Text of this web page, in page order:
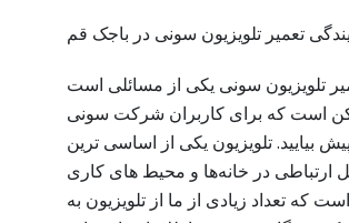
تعمیر تلویزیون سونی در باجک قم
تلویزیون سونی یکی از مسائلی است
است که برای کاربران شرکت سونی
پیش بیایید. تلویزیون یکی از اساسی ترین
ارتباطی در خانه‌ها و محیط‌ های کاری
است که تعداد زیادی از ما از تلویزیون به